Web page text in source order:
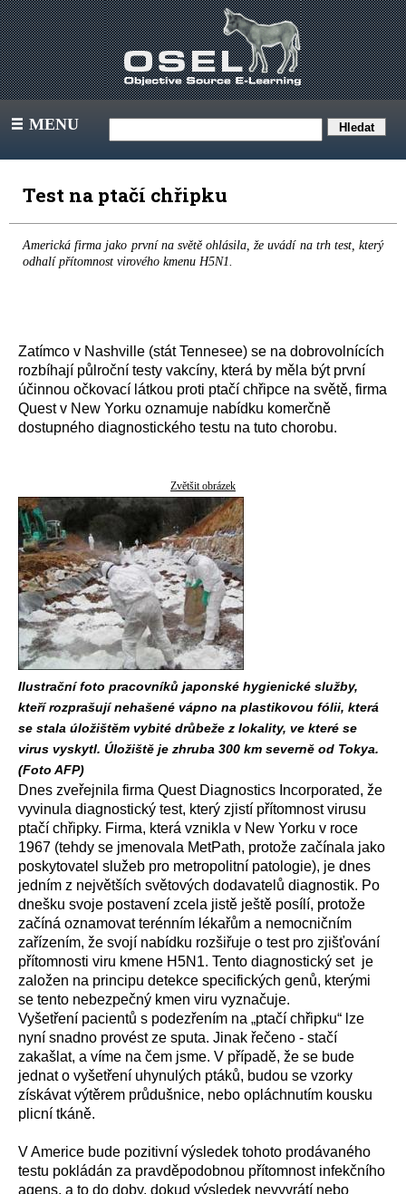
III MENU
Test na ptačí chřipku
Americká firma jako první na světě ohlásila, že uvádí na trh test, který
odhalí přítomnost virového kmenu H5N1.
Zatímco v Nashville (stát Tennesee) se na dobrovolnících
rozbíhají půlroční testy vakcíny, která by měla být první
účinnou očkovací látkou proti ptačí chřipce na světě, firma
Quest v New Yorku oznamuje nabídku komerčně
dostupného diagnostického testu na tuto chorobu.
Zvětšit obrázek
Ilustrační foto pracovníků japonské hygienické služby,
kteří rozprašují nehašené vápno na plastikovou fólii, která
se stala úložištěm vybité drůbeže z lokality, ve které se
virus vyskytl. Úložiště je zhruba 300 km severně od Tokya.
(Foto AFP)
Dnes zveřejnila firma Quest Diagnostics Incorporated, že
vyvinula diagnostický test, který zjistí přítomnost virusu
ptačí chřipky. Firma, která vznikla v New Yorku v roce
1967 (tehdy se jmenovala MetPath, protože začínala jako
poskytovatel služeb pro metropolitní patologie), je dnes
jedním z největších světových dodavatelů diagnostik. Po
dnešku svoje postavení zcela jistě ještě posílí, protože
začíná oznamovat terénním lékařům a nemocničním
zařízením, že svojí nabídku rozšiřuje o test pro zjišťování
přítomnosti viru kmene H5N1. Tento diagnostický set je
založen na principu detekce specifických genů, kterými
se tento nebezpečný kmen viru vyznačuje.
Vyšetření pacientů s podezřením na „ptačí chřipku“ lze
nyní snadno provést ze sputa. Jinak řečeno - stačí
zakašlat, a víme na čem jsme. V případě, že se bude
jednat o vyšetření uhynulých ptáků, budou se vzorky
získávat výtěrem průdušnice, nebo opláchnutím kousku
plicní tkáně.
V Americe bude pozitivní výsledek tohoto prodávaného
testu pokládán za pravděpodobnou přítomnost infekčního
agens, a to do doby, dokud výsledek nevyvrátí nebo